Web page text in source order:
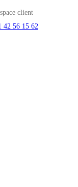
client
42 56 15 62